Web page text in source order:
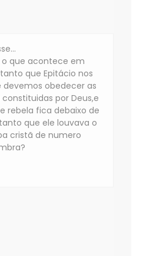
o que acontece em
que Epitácio nos
devemos obedecer as
por Deus,e
rebela fica debaixo de
que ele louvava o
cristã de numero